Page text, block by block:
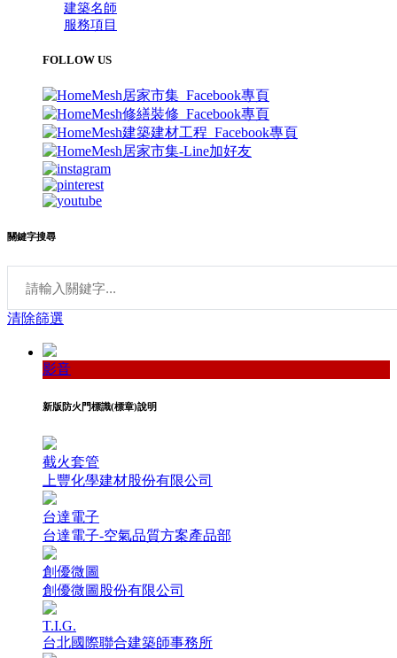
建築名師
服務項目
FOLLOW US
關鍵字搜尋
清除篩選
影音
新版防火門標識(標章)說明
截火套管
上豐化學建材股份有限公司
台達電子
台達電子-空氣品質方案產品部
創優微圖
創優微圖股份有限公司
T.I.G.
台北國際聯合建築師事務所